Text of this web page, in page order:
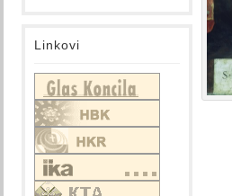
Linkovi